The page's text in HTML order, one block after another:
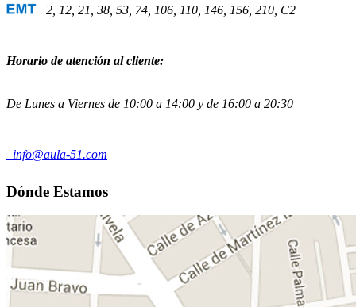
2, 12, 21, 38, 53, 74, 106, 110, 146, 156, 210, C2
Horario de atención al cliente:
De Lunes a Viernes de 10:00 a 14:00 y de 16:00 a 20:30
info@aula-51.com
Dónde Estamos